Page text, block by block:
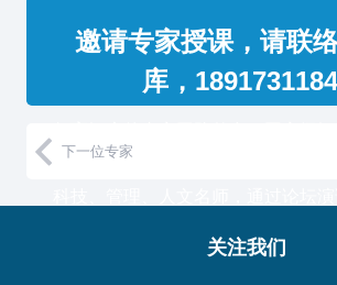
邀请专家授课，请联
库，
教授和500强企业高管，汇聚国内外
升维！
下一位专家
关注我们